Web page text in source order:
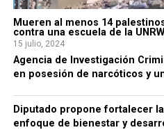
Mueren al menos 14
contra una escuela de la
15 julio, 2024
Agencia de Investigación
en posesión de narcóticos y
Diputado propone fortalecer
enfoque de bienestar y